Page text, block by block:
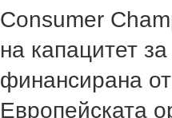
Consumer
на капацитет
финансирана
Европейската